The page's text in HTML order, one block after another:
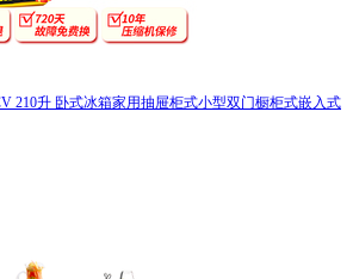
210升 卧式冰箱家用抽屉柜式小型双门橱柜式嵌入式